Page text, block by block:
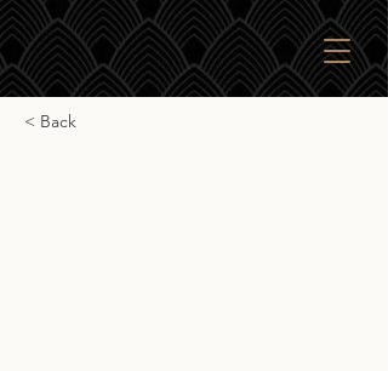
< Back